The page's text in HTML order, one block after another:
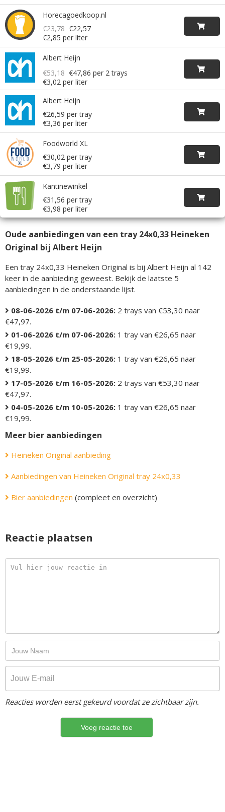
Horecagoedkoop.nl
€23,78 €22,57
€2,85 per liter
Albert Heijn
€53,18 €47,86 per 2 trays
€3,02 per liter
Albert Heijn
€26,59 per tray
€3,36 per liter
Foodworld XL
€30,02 per tray
€3,79 per liter
Kantinewinkel
€31,56 per tray
€3,98 per liter
Oude aanbiedingen van een tray 24x0,33 Heineken
Original bij Albert Heijn
Een tray 24x0,33 Heineken Original is bij Albert Heijn al 142
keer in de aanbieding geweest. Bekijk de laatste 5
aanbiedingen in de onderstaande lijst.
08-06-2026 t/m 07-06-2026: 2 trays van €53,30 naar
€47,97.
01-06-2026 t/m 07-06-2026: 1 tray van €26,65 naar
€19,99.
18-05-2026 t/m 25-05-2026: 1 tray van €26,65 naar
€19,99.
17-05-2026 t/m 16-05-2026: 2 trays van €53,30 naar
€47,97.
04-05-2026 t/m 10-05-2026: 1 tray van €26,65 naar
€19,99.
Meer bier aanbiedingen
Heineken Original aanbieding
Aanbiedingen van Heineken Original tray 24x0,33
Bier aanbiedingen (compleet en overzicht)
Reactie plaatsen
Reacties worden eerst gekeurd voordat ze zichtbaar zijn.